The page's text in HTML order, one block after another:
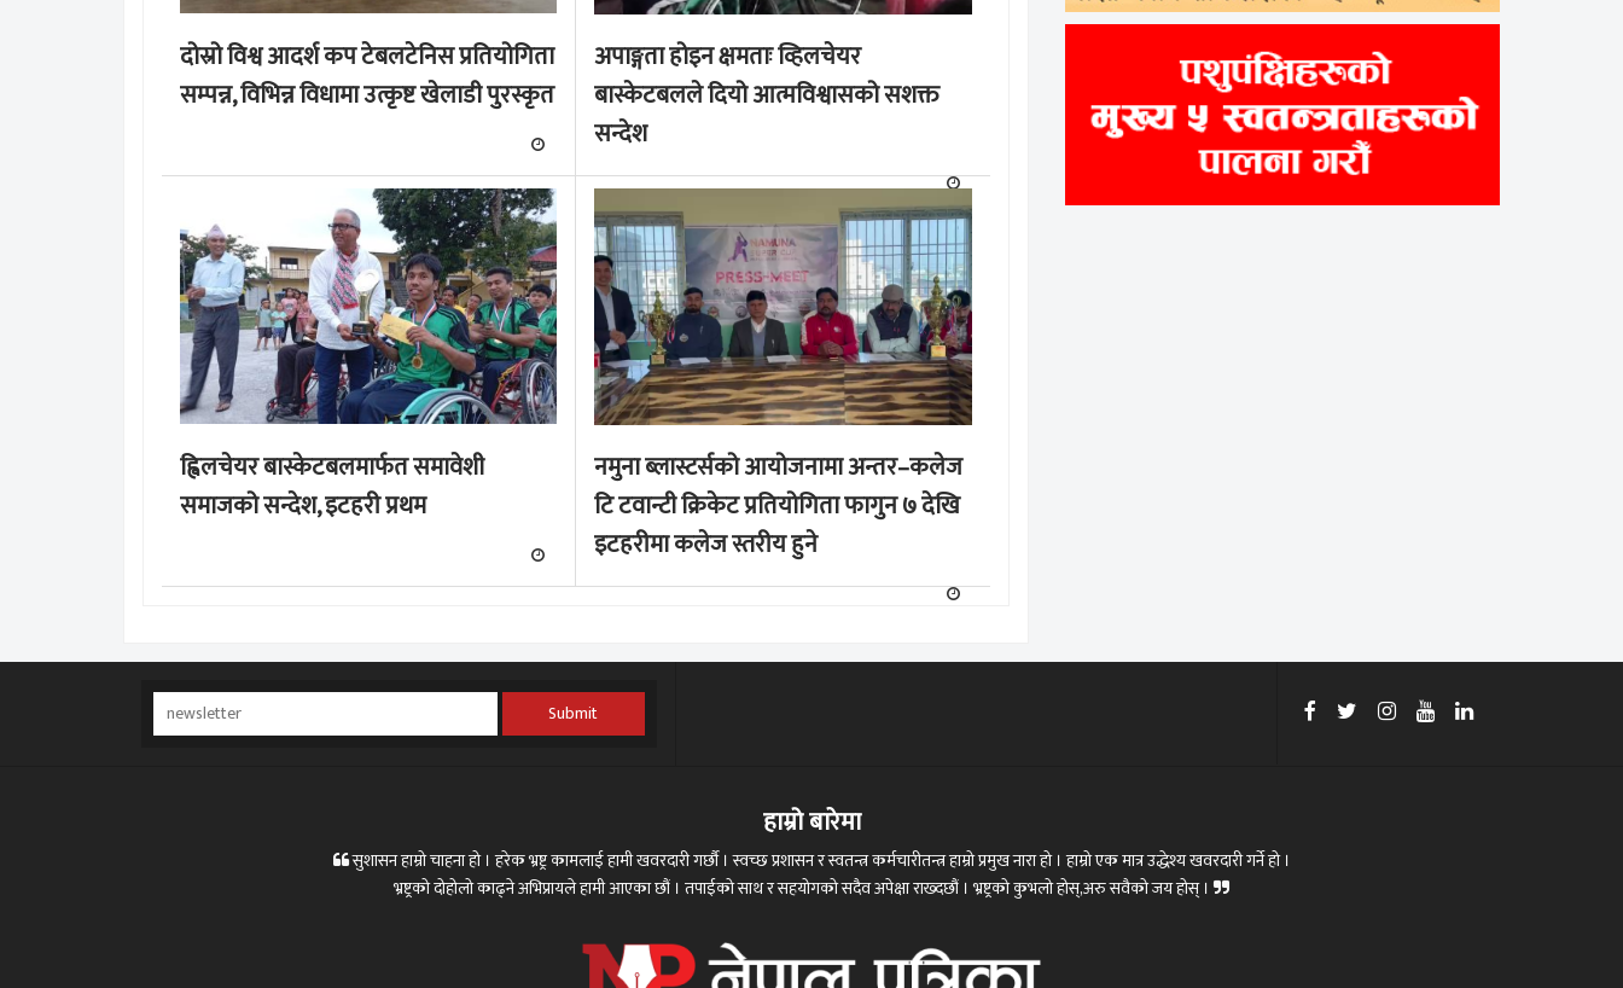
दोस्रो विश्व आदर्श कप टेबलटेनिस प्रतियोगिता
सम्पन्न, विभिन्न विधामा उत्कृष्ट खेलाडी पुरस्कृत
अपाङ्गता होइन क्षमताः व्हिलचेयर
बास्केटबलले दियो आत्मविश्वासको सशक्त
सन्देश
ह्विलचेयर बास्केटबलमार्फत समावेशी
समाजको सन्देश, इटहरी प्रथम
नमुना ब्लास्टर्सको आयोजनामा अन्तर–कलेज
टि टवान्टी क्रिकेट प्रतियोगिता फागुन ७ देखि
इटहरीमा कलेज स्तरीय हुने
Submit
हाम्रो बारेमा
सुशासन हाम्रो चाहना हो । हरेक भ्रष्ट्र कामलाई हामी खवरदारी गर्छौ । स्वच्छ प्रशासन र स्वतन्त्र कर्मचारीतन्त्र हाम्रो प्रमुख नारा हो । हाम्रो एक मात्र उद्धेश्य खवरदारी गर्ने हो ।
भ्रष्ट्रको दोहोलो काढ्ने अभिप्रायले हामी आएका छौं । तपाईको साथ र सहयोगको सदैव अपेक्षा राख्दछौं । भ्रष्ट्रको कुभलो होस्,अरु सवैको जय होस् ।